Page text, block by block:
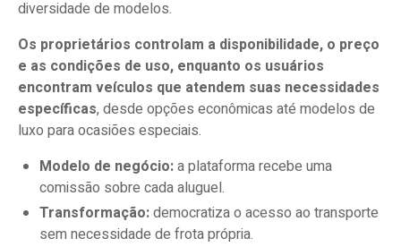
diversidade de modelos.
Os proprietários controlam a disponibilidade, o preço
e as condições de uso, enquanto os usuários
encontram veículos que atendem suas necessidades
específicas, desde opções econômicas até modelos de
luxo para ocasiões especiais.
Modelo de negócio:a plataforma recebe uma
comissão sobre cada aluguel.
Transformação:democratiza o acesso ao transporte
sem necessidade de frota própria.